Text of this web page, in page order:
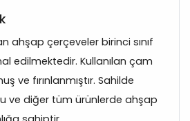
ahşap çerçeveler birinci sınıf
edilmektedir. Kullanılan çam
ve fırınlanmıştır. Sahilde
ve diğer tüm ürünlerde ahşap